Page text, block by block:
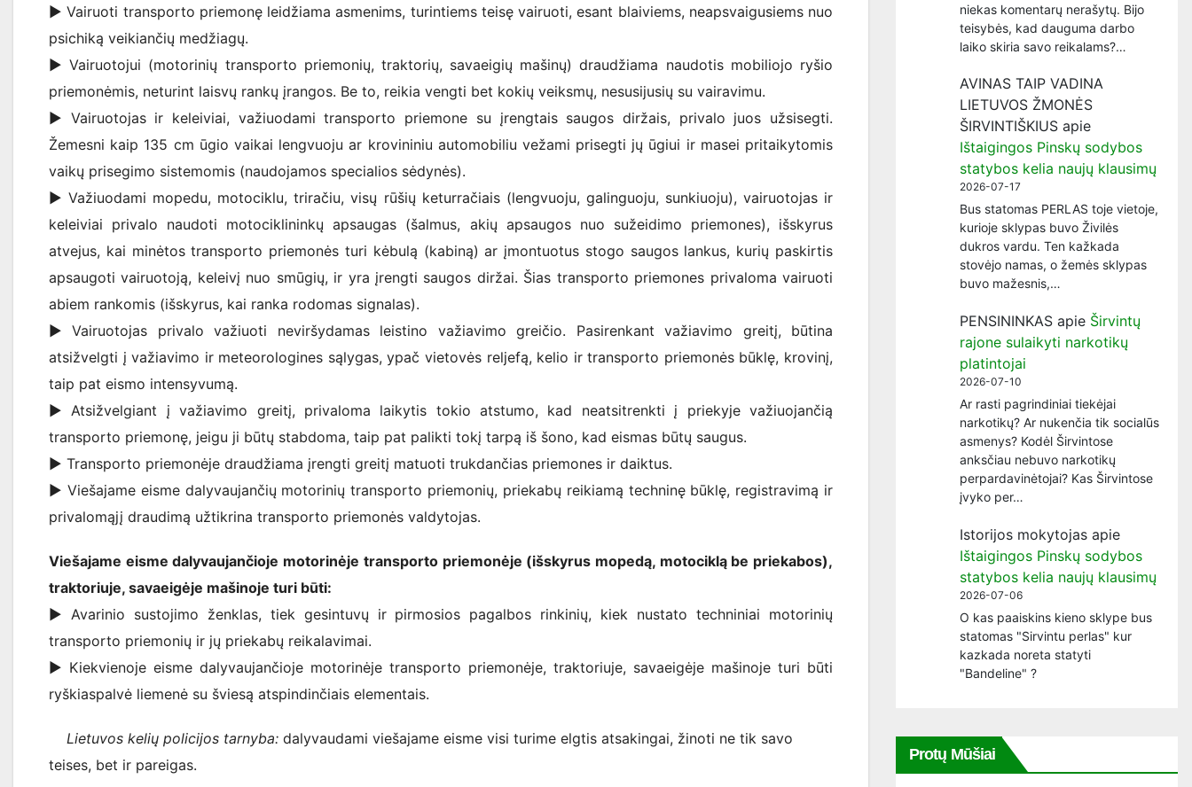
► Vairuoti transporto priemonę leidžiama asmenims, turintiems teisę vairuoti, esant blaiviems, neapsvaigusiems nuo
psichiką veikiančių medžiagų.
► Vairuotojui (motorinių transporto priemonių, traktorių, savaeigių mašinų) draudžiama naudotis mobiliojo ryšio
priemonėmis, neturint laisvų rankų įrangos. Be to, reikia vengti bet kokių veiksmų, nesusijusių su vairavimu.
► Vairuotojas ir keleiviai, važiuodami transporto priemone su įrengtais saugos diržais, privalo juos užsisegti.
Žemesni kaip 135 cm ūgio vaikai lengvuoju ar krovininiu automobiliu vežami prisegti jų ūgiui ir masei pritaikytomis
vaikų prisegimo sistemomis (naudojamos specialios sėdynės).
► Važiuodami mopedu, motociklu, triračiu, visų rūšių keturračiais (lengvuoju, galinguoju, sunkiuoju), vairuotojas ir
keleiviai privalo naudoti motociklininkų apsaugas (šalmus, akių apsaugos nuo sužeidimo priemones), išskyrus
atvejus, kai minėtos transporto priemonės turi kėbulą (kabiną) ar įmontuotus stogo saugos lankus, kurių paskirtis
apsaugoti vairuotoją, keleivį nuo smūgių, ir yra įrengti saugos diržai. Šias transporto priemones privaloma vairuoti
abiem rankomis (išskyrus, kai ranka rodomas signalas).
► Vairuotojas privalo važiuoti neviršydamas leistino važiavimo greičio. Pasirenkant važiavimo greitį, būtina
atsižvelgti į važiavimo ir meteorologines sąlygas, ypač vietovės reljefą, kelio ir transporto priemonės būklę, krovinį,
taip pat eismo intensyvumą.
► Atsižvelgiant į važiavimo greitį, privaloma laikytis tokio atstumo, kad neatsitrenkti į priekyje važiuojančią
transporto priemonę, jeigu ji būtų stabdoma, taip pat palikti tokį tarpą iš šono, kad eismas būtų saugus.
► Transporto priemonėje draudžiama įrengti greitį matuoti trukdančias priemones ir daiktus.
► Viešajame eisme dalyvaujančių motorinių transporto priemonių, priekabų reikiamą techninę būklę, registravimą ir
privalomąjį draudimą užtikrina transporto priemonės valdytojas.
Viešajame eisme dalyvaujančioje motorinėje transporto priemonėje (išskyrus mopedą, motociklą be priekabos),
traktoriuje, savaeigėje mašinoje turi būti:
► Avarinio sustojimo ženklas, tiek gesintuvų ir pirmosios pagalbos rinkinių, kiek nustato techniniai motorinių
transporto priemonių ir jų priekabų reikalavimai.
► Kiekvienoje eisme dalyvaujančioje motorinėje transporto priemonėje, traktoriuje, savaeigėje mašinoje turi būti
ryškiaspalvė liemenė su šviesą atspindinčiais elementais.
Lietuvos kelių policijos tarnyba: dalyvaudami viešajame eisme visi turime elgtis atsakingai, žinoti ne tik savo
teises, bet ir pareigas.
niekas komentarų nerašytų. Bijo
teisybės, kad dauguma darbo
laiko skiria savo reikalams?…
AVINAS TAIP VADINA
LIETUVOS ŽMONĖS
ŠIRVINTIŠKIUS apie
Ištaigingos Pinskų sodybos
statybos kelia naujų klausimų
2026-07-17
Bus statomas PERLAS toje vietoje,
kurioje sklypas buvo Živilės
dukros vardu. Ten kažkada
stovėjo namas, o žemės sklypas
buvo mažesnis,…
PENSININKAS apie Širvintų
rajone sulaikyti narkotikų
platintojai
2026-07-10
Ar rasti pagrindiniai tiekėjai
narkotikų? Ar nukenčia tik socialūs
asmenys? Kodėl Širvintose
anksčiau nebuvo narkotikų
perpardavinėtojai? Kas Širvintose
įvyko per…
Istorijos mokytojas apie
Ištaigingos Pinskų sodybos
statybos kelia naujų klausimų
2026-07-06
O kas paaiskins kieno sklype bus
statomas "Sirvintu perlas" kur
kazkada noreta statyti
"Bandeline" ?
Protų Mūšiai